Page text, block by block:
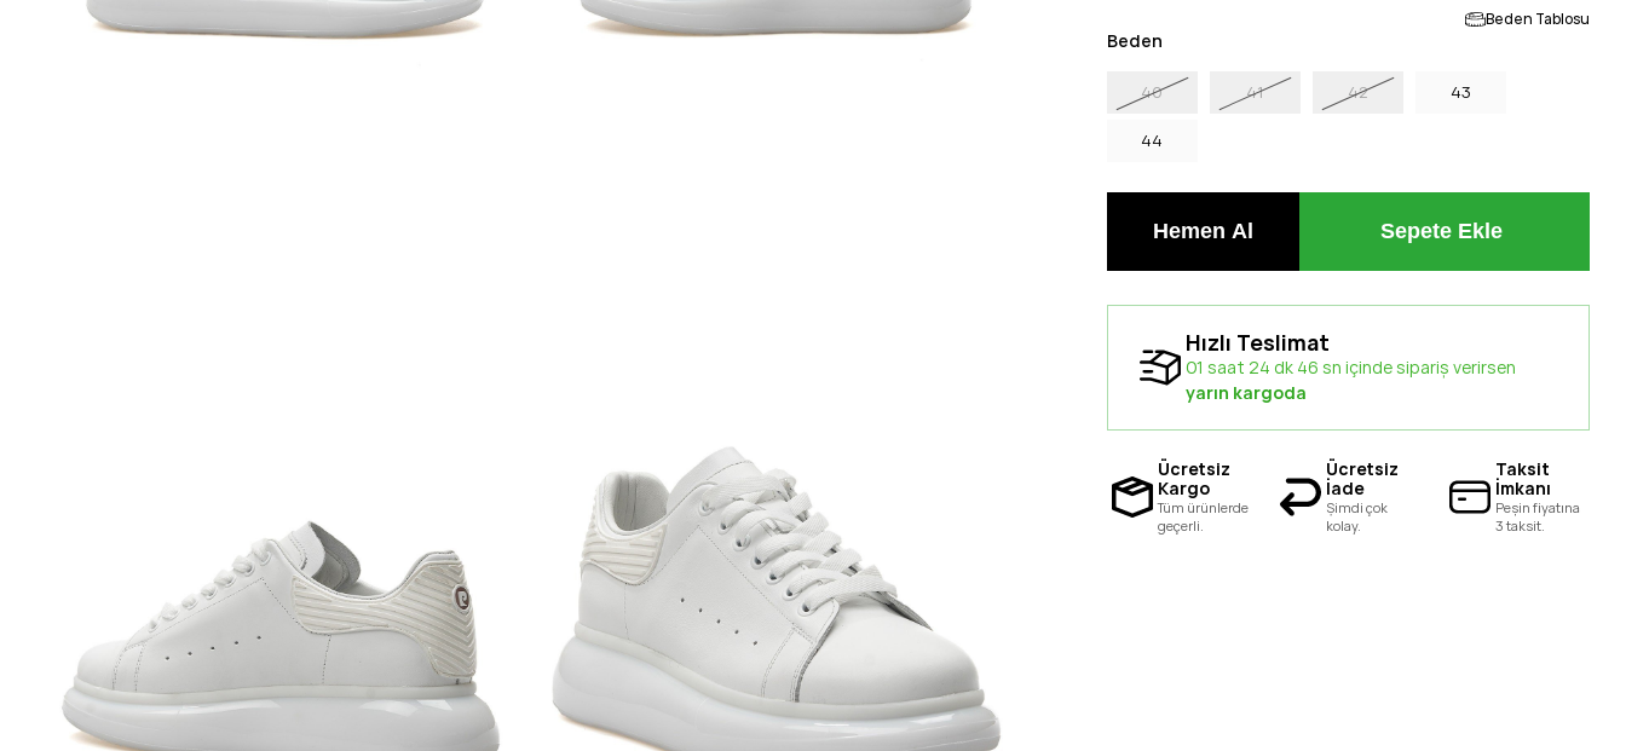
Beden Tablosu
Beden
40 41 42 43
44
Hızlı Teslimat
01 saat 24 dk 45 sn içinde sipariş verirsen
yarın kargoda
Ücretsiz
Kargo
Tüm ürünlerde
geçerli.
Ücretsiz
İade
Şimdi çok
kolay.
Taksit
İmkanı
Peşin fiyatına
3 taksit.